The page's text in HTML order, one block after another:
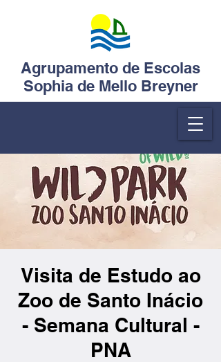
Agrupamento de Escolas
Sophia de Mello Breyner
Visita de Estudo ao
Zoo de Santo Inácio
- Semana Cultural -
PNA